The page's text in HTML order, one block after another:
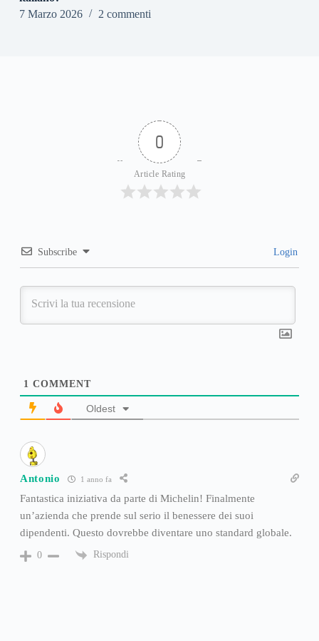
7 Marzo 2026
2 commenti
0
Article Rating
Subscribe Login
1 COMMENT
Oldest
Antonio 1 anno fa
Fantastica iniziativa da parte di Michelin! Finalmente
un’azienda che prende sul serio il benessere dei suoi
dipendenti. Questo dovrebbe diventare uno standard globale.
0 Rispondi